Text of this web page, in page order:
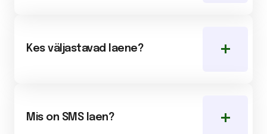
Kes väljastavad laene?
Mis on SMS laen?